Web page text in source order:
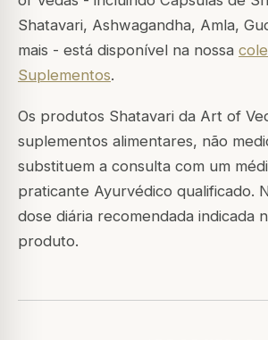
Shatavari, Ashwagandha, Amla,
mais - está disponível na nossa
Suplementos.
Os produtos Shatavari da Art of
suplementos alimentares, não
substituem a consulta com um
praticante Ayurvédico qualificado.
dose diária recomendada indicada
produto.